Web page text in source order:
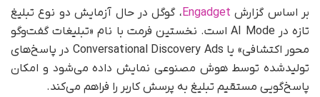
بر اساس گزارش Engadget، گوگل در حال آزمایش دو نوع تبلیغ
تازه در AI Mode است. نخستین فرمت با نام «تبلیغات گفت‌وگو
محور اکتشافی» یا Conversational Discovery Ads در پاسخ‌های
تولیدشده توسط هوش مصنوعی نمایش داده می‌شود و امکان
پاسخ‌گویی مستقیم تبلیغ به پرسش کاربر را فراهم می‌کند.